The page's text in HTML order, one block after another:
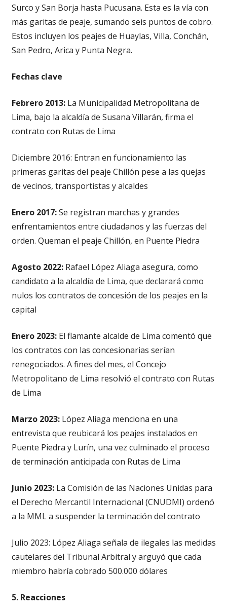
Surco y San Borja hasta Pucusana. Esta es la vía con
más garitas de peaje, sumando seis puntos de cobro.
Estos incluyen los peajes de Huaylas, Villa, Conchán,
San Pedro, Arica y Punta Negra.
Fechas clave
Febrero 2013:La Municipalidad Metropolitana de
Lima, bajo la alcaldía de Susana Villarán, firma el
contrato con Rutas de Lima
Diciembre 2016: Entran en funcionamiento las
primeras garitas del peaje Chillón pese a las quejas
de vecinos, transportistas y alcaldes
Enero 2017:Se registran marchas y grandes
enfrentamientos entre ciudadanos y las fuerzas del
orden. Queman el peaje Chillón, en Puente Piedra
Agosto 2022:Rafael López Aliaga asegura, como
candidato a la alcaldía de Lima, que declarará como
nulos los contratos de concesión de los peajes en la
capital
Enero 2023:El flamante alcalde de Lima comentó que
los contratos con las concesionarias serían
renegociados. A fines del mes, el Concejo
Metropolitano de Lima resolvió el contrato con Rutas
de Lima
Marzo 2023:López Aliaga menciona en una
entrevista que reubicará los peajes instalados en
Puente Piedra y Lurín, una vez culminado el proceso
de terminación anticipada con Rutas de Lima
Junio 2023:La Comisión de las Naciones Unidas para
el Derecho Mercantil Internacional (CNUDMI) ordenó
a la MML a suspender la terminación del contrato
Julio 2023: López Aliaga señala de ilegales las medidas
cautelares del Tribunal Arbitral y arguyó que cada
miembro habría cobrado 500.000 dólares
5. Reacciones